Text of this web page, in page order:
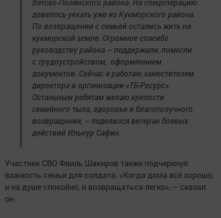
Вятско-Полянского района. На спецоперацию
довелось уехать уже из Кукморского района.
По возвращении с семьей остались жить на
кукморской земле. Огромное спасибо
руководству района – поддержали, помогли
с трудоустройством, оформлением
документов. Сейчас я работаю заместителем
директора в организации «ТБ-Ресурс».
Остальным ребятам желаю крепости
семейного тыла, здоровья и благополучного
возвращения, – поделился ветеран боевых
действий Ильнур Сафин.
Участник СВО Фаиль Шакиров также подчеркнул
важность семьи для солдата. «Когда дома всё хорошо,
и на душе спокойно, и возвращаться легко», – сказал
он.